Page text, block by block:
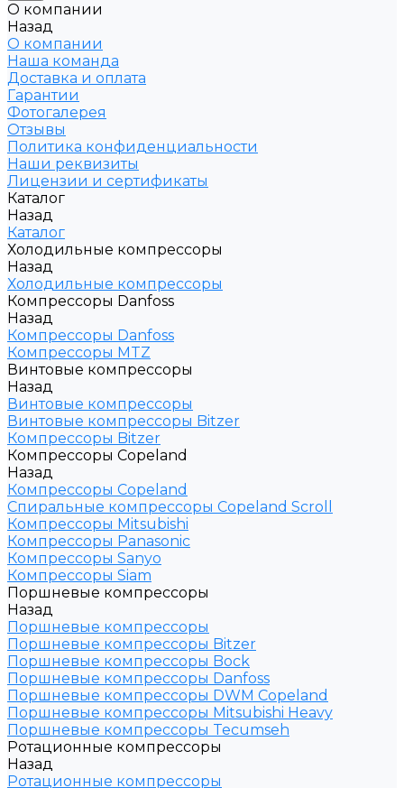
О компании
Назад
О компании
Наша команда
Доставка и оплата
Гарантии
Фотогалерея
Отзывы
Политика конфиденциальности
Наши реквизиты
Лицензии и сертификаты
Каталог
Назад
Каталог
Холодильные компрессоры
Назад
Холодильные компрессоры
Компрессоры Danfoss
Назад
Компрессоры Danfoss
Компрессоры MTZ
Винтовые компрессоры
Назад
Винтовые компрессоры
Винтовые компрессоры Bitzer
Компрессоры Bitzer
Компрессоры Copeland
Назад
Компрессоры Copeland
Спиральные компрессоры Copeland Scroll
Компрессоры Mitsubishi
Компрессоры Panasonic
Компрессоры Sanyo
Компрессоры Siam
Поршневые компрессоры
Назад
Поршневые компрессоры
Поршневые компрессоры Bitzer
Поршневые компрессоры Bock
Поршневые компрессоры Danfoss
Поршневые компрессоры DWM Copeland
Поршневые компрессоры Mitsubishi Heavy
Поршневые компрессоры Tecumseh
Ротационные компрессоры
Назад
Ротационные компрессоры